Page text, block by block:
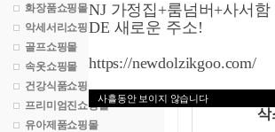
NJ 가정집+룸넘버+사서함
DE 새로운 주소!
https://newdolzikgoo.com/
사흘동안 보이지 않습니다
화장품쇼핑몰
악세서리쇼핑몰
골프쇼핑몰
속옷쇼핑몰
건강식품쇼핑몰
프리미엄진쇼핑몰
유아제품쇼핑몰
삭